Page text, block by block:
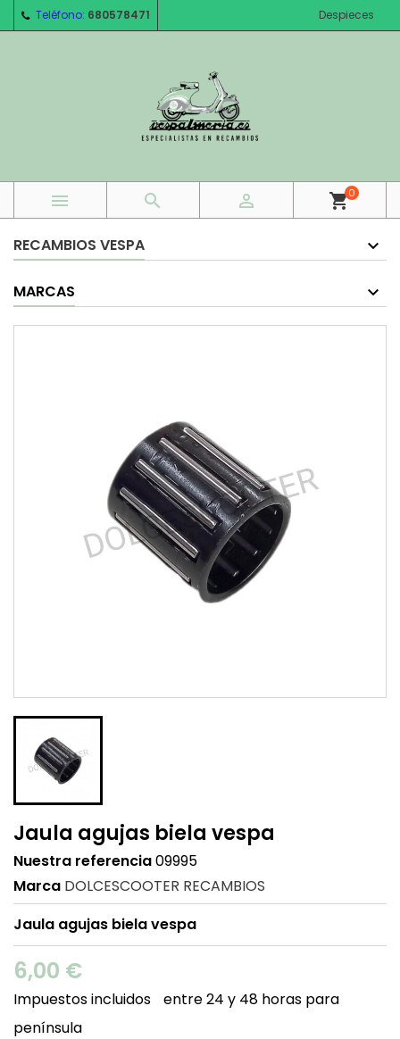
Teléfono: 680578471 Despieces
   shopping_cart0
RECAMBIOS VESPA
MARCAS
Jaula agujas biela vespa
Nuestra referencia09995
Marca DOLCESCOOTER RECAMBIOS
Jaula agujas biela vespa
6,00 €
Impuestos incluidos
entre 24 y 48 horas para
península